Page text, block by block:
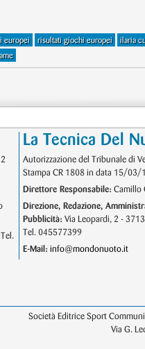
europei risultati giochi europei
ilaria
La Tecnica Del
Autorizzazione del Tribunale di
Stampa CR 1808 in data 15/03/
Direttore Responsabile: Camillo
Direzione, Redazione,
Pubblicità: Via Leopardi, 2 -
Tel. 045577399
E-Mail: info@mondonuoto.it
Società Editrice Sport
Via G.